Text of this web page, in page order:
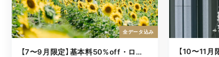
【7〜9月限定】基本料50%off・ロケキャンペーン
全データ込み